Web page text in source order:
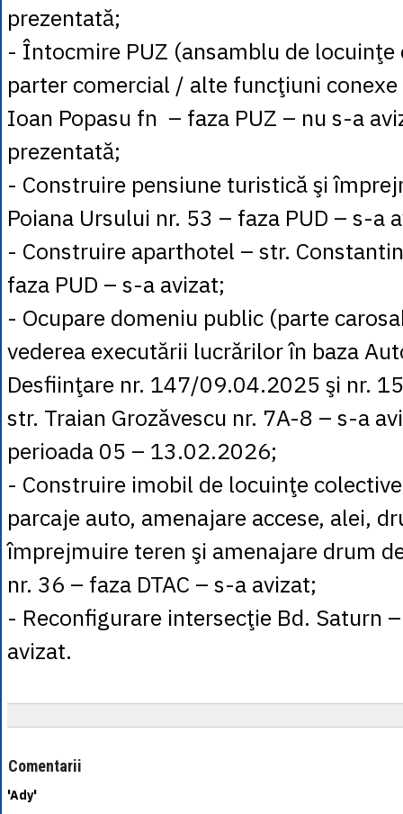
prezentată;
- Întocmire PUZ (ansamblu de locuinţe
parter comercial / alte funcţiuni
Ioan Popasu fn – faza PUZ – nu s-a
prezentată;
- Construire pensiune turistică şi
Poiana Ursului nr. 53 – faza PUD – s-a
- Construire aparthotel – str.
faza PUD – s-a avizat;
- Ocupare domeniu public (parte
vederea executării lucrărilor în baza
Desfiinţare nr. 147/09.04.2025 şi nr.
str. Traian Grozăvescu nr. 7A-8 – s-a
perioada 05 – 13.02.2026;
- Construire imobil de locuinţe
parcaje auto, amenajare accese, alei,
împrejmuire teren şi amenajare drum
nr. 36 – faza DTAC – s-a avizat;
- Reconfigurare intersecţie Bd. Saturn
avizat.
Comentarii
'Ady'